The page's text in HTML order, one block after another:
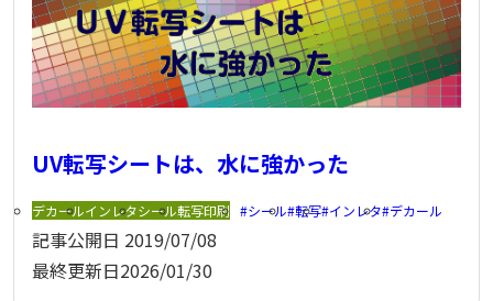
UV転写シートは、水に強かった
デカールインレタシール転写印刷 シール 転写 インレタ デカール
記事公開日 2019/07/08
最終更新日2026/01/30